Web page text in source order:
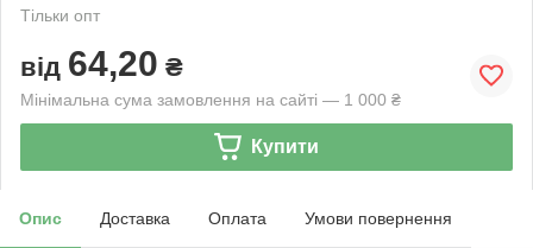
Тільки опт
від 64,20 ₴
Мінімальна сума замовлення на сайті — 1 000 ₴
Купити
Опис Доставка Оплата Умови повернення